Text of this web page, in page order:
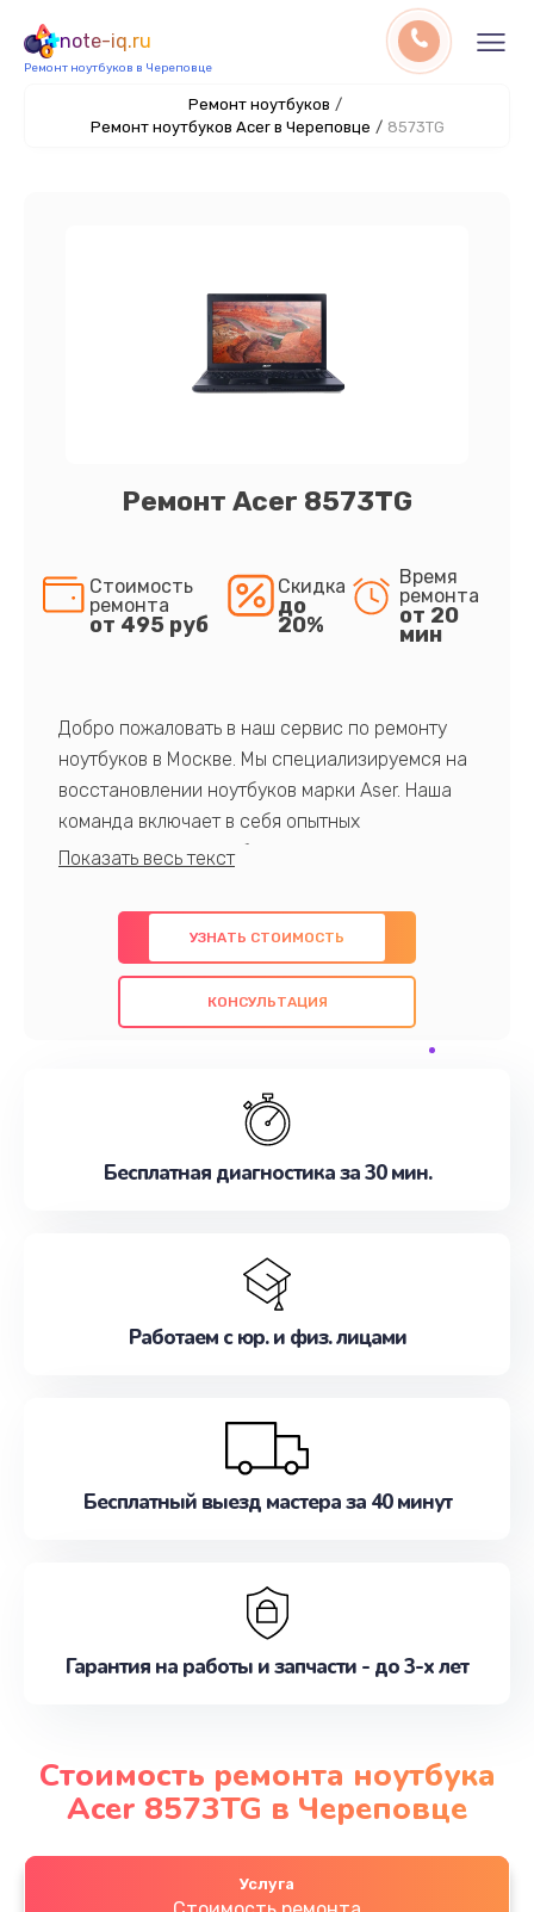
note-iq.ru
Ремонт ноутбуков в Череповце
Ремонт ноутбуков /
Ремонт ноутбуков Acer в Череповце / 8573TG
Ремонт Acer 8573TG
Стоимость
ремонта
от 495 руб
Скидка
до
20%
Время
ремонта
от 20
мин
Добро пожаловать в наш сервис по ремонту
ноутбуков в Москве. Мы специализируемся на
восстановлении ноутбуков марки Aser. Наша
команда включает в себя опытных
профессионалов с обширными знаниями и
предлагаем быстрый и качественный ремонт с
использованием оригинальных компонентов, а
также гарантируем качество всех
проведенных работ. Наша цель - предоставить
наилучшим образом. Не медлите записаться на
УЗНАТЬ СТОИМОСТЬ
КОНСУЛЬТАЦИЯ
Бесплатная диагностика за 30 мин.
Работаем с юр. и физ. лицами
Бесплатный выезд мастера за 40 минут
Гарантия на работы и запчасти - до 3-х лет
Стоимость ремонта ноутбука
Acer 8573TG в Череповце
Услуга